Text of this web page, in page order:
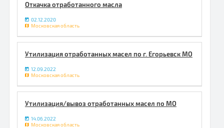
Откачка отработанного масла
02.12.2020
Московская область
Утилизация отработанных масел по г. Егорьевск МО
12.09.2022
Московская область
Утилизация/вывоз отработанных масел по МО
14.06.2022
Московская область